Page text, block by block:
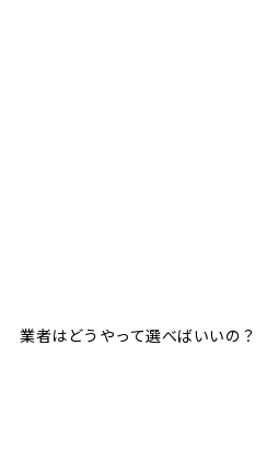
者はどうやって選べばいいの？